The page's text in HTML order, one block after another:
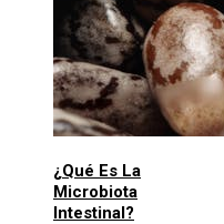
¿Qué Es La
Microbiota
Intestinal?